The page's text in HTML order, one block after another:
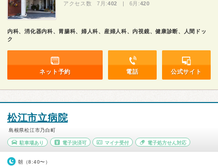
アクセス数 7月:402 | 6月:420
内科、消化器内科、胃腸科、婦人科、産婦人科、内視鏡、健康診断、人間ドッ
ク
ネット予約 電話 公式サイト
松江市立病院
島根県松江市乃白町
駐車場あり 電子決済可 マイナ受付 電子処方せん対応
朝（8:40〜）